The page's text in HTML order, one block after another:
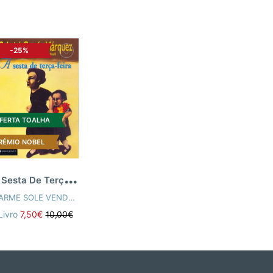
AUTORES
-25%
TOALHA
NOBEL
A
Sesta De Terça-Feira
CARME SOLE VENDRELL
7,50€ 10,00€